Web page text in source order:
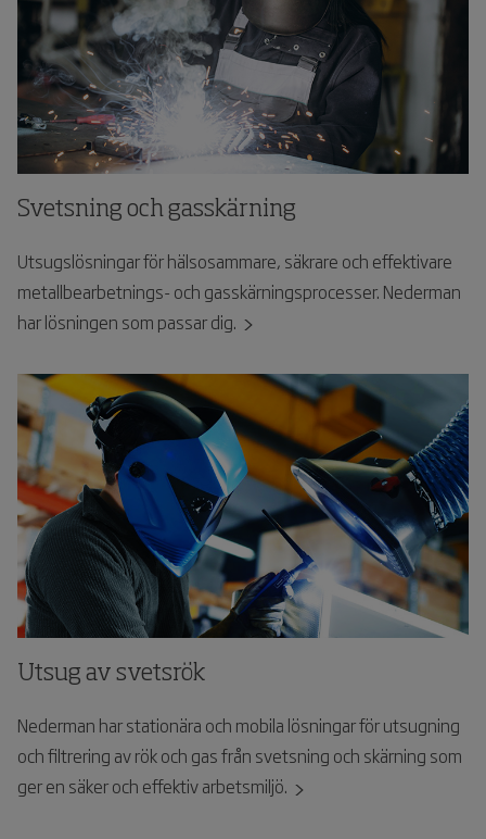
Svetsning och gasskärning
Utsugslösningar för hälsosammare, säkrare och effektivare
metallbearbetnings- och gasskärningsprocesser. Nederman
har lösningen som passar dig.
Utsug av svetsrök
Nederman har stationära och mobila lösningar för utsugning
och filtrering av rök och gas från svetsning och skärning som
ger en säker och effektiv arbetsmiljö.